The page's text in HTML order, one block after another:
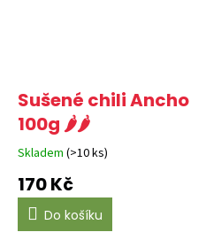
Sušené chili Ancho
100g 🌶️🌶️
Průměrné
hodnocení
produktu
5,0
Skladem (>10 ks)
170 Kč
Do košíku